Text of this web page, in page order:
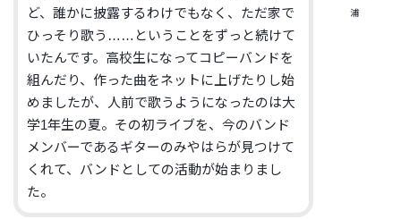
浦
ど、誰かに披露するわけでもなく、ただ家で
ひっそり歌う……ということをずっと続けて
いたんです。高校生になってコピーバンドを
組んだり、作った曲をネットに上げたりし始
めましたが、人前で歌うようになったのは大
学1年生の夏。その初ライブを、今のバンド
メンバーであるギターのみやはらが見つけて
くれて、バンドとしての活動が始まりまし
た。